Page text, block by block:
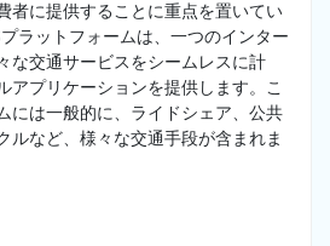
者に提供することに重点を置いてい
プラットフォームは、一つのインター
な交通サービスをシームレスに計
アプリケーションを提供します。こ
には一般的に、ライドシェア、公共
ルなど、様々な交通手段が含まれま